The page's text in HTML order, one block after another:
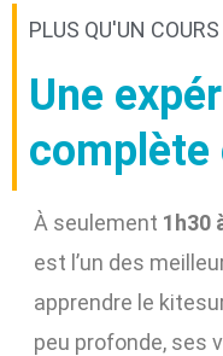
PLUS QU'UN COURS
Une
complète
À seulement 1h30
est l’un des
apprendre le
peu profonde, ses